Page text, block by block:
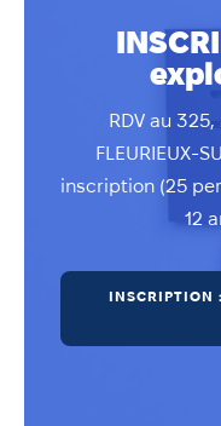
RDV au
FLEURIEUX-
inscription (25
12
INSCRIPTION